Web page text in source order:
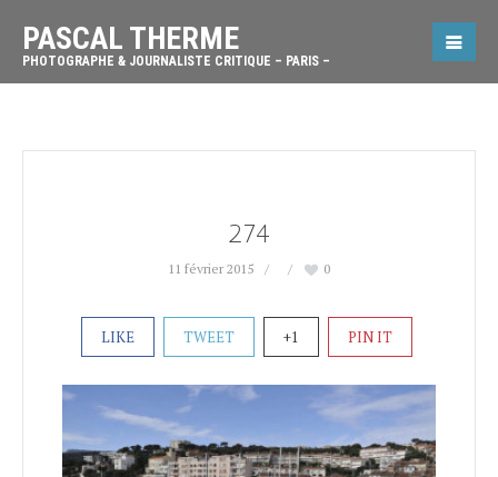
PASCAL THERME
PHOTOGRAPHE & JOURNALISTE CRITIQUE – PARIS –
274
11 février 2015 0
LIKE TWEET +1 PIN IT